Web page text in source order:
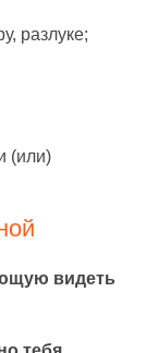
разлуке;
(или)
видеть